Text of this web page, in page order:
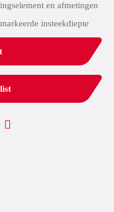
en afmetingen
insteekdiepte